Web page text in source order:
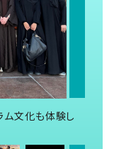
ム文化も体験し